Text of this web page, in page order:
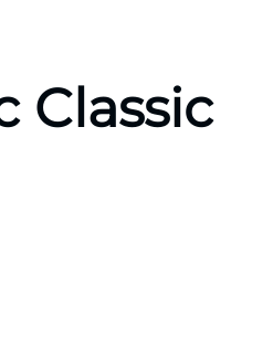
Classic